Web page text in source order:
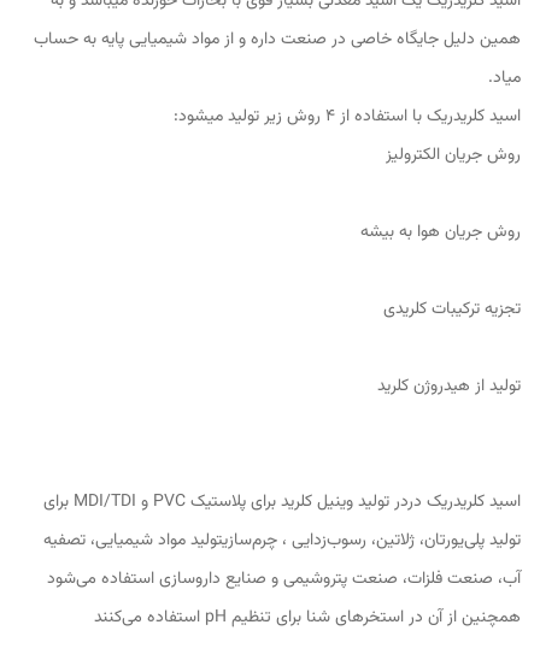
همین دلیل جایگاه خاصی در صنعت داره و از مواد شیمیایی پایه به حساب
میاد.
اسید کلریدریک با استفاده از ۴ روش زیر تولید میشود:
روش جریان الکترولیز
روش جریان هوا به بیشه
تجزیه ترکیبات کلریدی
تولید از هیدروژن کلرید
اسید کلریدریک دردر تولید وینیل کلرید برای پلاستیک PVC و MDI/TDI برای
تولید پلی‌یورتان، ژلاتین، رسوب‌زدایی ، چرم‌سازیتولید مواد شیمیایی، تصفیه
آب، صنعت فلزات، صنعت پتروشیمی و صنایع داروسازی استفاده می‌شود
همچنین از آن در استخرهای شنا برای تنظیم pH استفاده می‌کنند